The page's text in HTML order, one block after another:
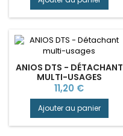
ANIOS DTS - DÉTACHANT
MULTI-USAGES
Prix
11,20 €
Ajouter au panier